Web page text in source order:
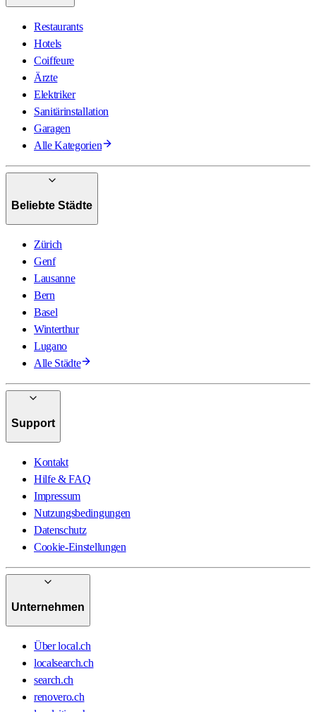
Restaurants
Hotels
Coiffeure
Ärzte
Elektriker
Sanitärinstallation
Garagen
Alle Kategorien
Beliebte Städte
Zürich
Genf
Lausanne
Bern
Basel
Winterthur
Lugano
Alle Städte
Support
Kontakt
Hilfe & FAQ
Impressum
Nutzungsbedingungen
Datenschutz
Cookie-Einstellungen
Unternehmen
Über local.ch
localsearch.ch
search.ch
renovero.ch